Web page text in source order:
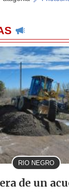
RIO NEGRO
de un